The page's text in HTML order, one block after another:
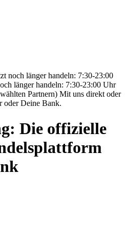
noch länger handeln: 7:30-23:00
länger handeln: 7:30-23:00 Uhr
Partnern) Mit uns direkt oder
oder Deine Bank.
Die offizielle